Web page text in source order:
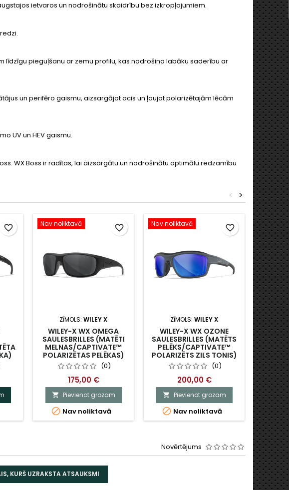
ietvaros un nodrošinātu skaidrību bez izkropļojumiem.
līdzīgu pieguļšanu ar zemu profilu, kas nodrošina labāku saderību ar
un perifēro gaismu, aizsargājot acis un ļaujot polarizētajām lēcām
UV un HEV gaismu.
WX Boss ir radītas, lai aizsargātu un nodrošinātu optimālu redzamību
>
<
favorite_border Nav noliktavā
ZĪMOLS: WILEY X
WILEY-X WX OMEGA
SAULESBRILLES (MATĒTI
MELNAS/CAPTIVATE™
POLARIZĒTAS PELĒKAS)
(0)
175,00 €
 Pievienot grozam
 Nav noliktavā
favorite_border Nav noliktavā
ZĪMOLS: WILEY X
WILEY-X WX OZONE
SAULESBRILLES (MATĒTS
PELĒKS/CAPTIVATE™
POLARIZĒTS ZILS TONIS)
(0)
200,00 €
 Pievienot grozam
 Nav noliktavā
favorite_border


Novērtējums
KURŠ UZRAKSTA ATSAUKSMI